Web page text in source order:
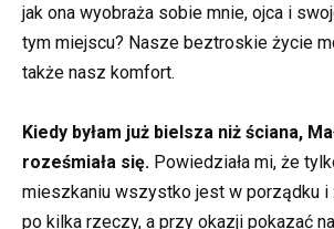
jak ona wyobraża sobie mnie, ojca i
tym miejscu? Nasze beztroskie życie
także nasz komfort.
Kiedy byłam już bielsza niż ściana,
roześmiała się. Powiedziała mi, że
mieszkaniu wszystko jest w porządku i
po kilka rzeczy, a przy okazji pokazać